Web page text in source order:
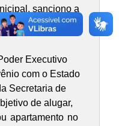
sanciono a
Executivo
com o Estado
Secretaria de
de alugar,
apartamento no